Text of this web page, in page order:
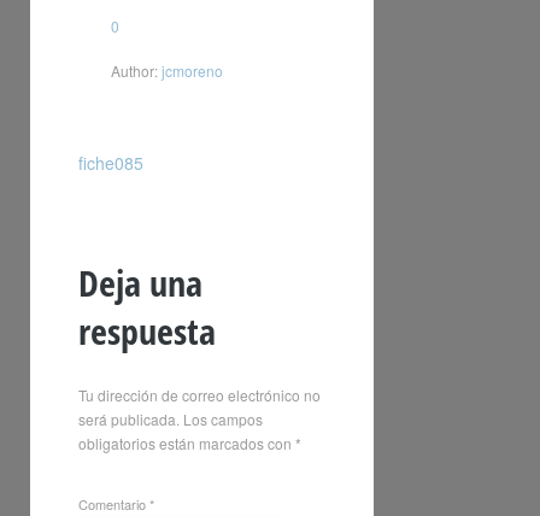
0
Author:jcmoreno
fiche085
Deja una
respuesta
Tu dirección de correo electrónico no
será publicada. Los campos
obligatorios están marcados con *
Comentario*